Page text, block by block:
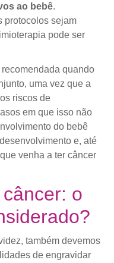
ao bebê.
protocolos sejam
pode ser
quando
uma vez que a
riscos de
em que isso não
do bebê
e, até
venha a ter câncer
o
também devemos
de engravidar